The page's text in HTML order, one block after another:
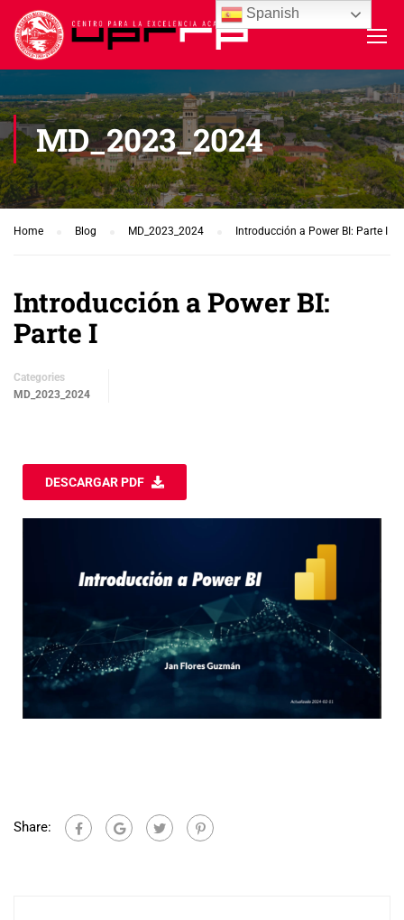
MD_2023_2024
Home Blog MD_2023_2024 Introducción a Power BI: Parte I
Introducción a Power BI:
Parte I
Categories
MD_2023_2024
DESCARGAR PDF
Share:
Spanish